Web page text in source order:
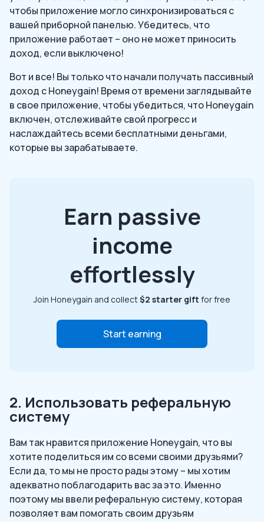
чтобы приложение могло синхронизироваться с
вашей приборной панелью. Убедитесь, что
приложение работает – оно не может приносить
доход, если выключено!
Вот и все! Вы только что начали получать пассивный
доход с Honeygain! Время от времени заглядывайте
в свое приложение, чтобы убедиться, что Honeygain
включен, отслеживайте свой прогресс и
наслаждайтесь всеми бесплатными деньгами,
которые вы зарабатываете.
Earn passive
income
effortlessly
Join Honeygain and collect$2 starter gift for free
Start earning
2. Использовать реферальную
систему
Вам так нравится приложение Honeygain, что вы
хотите поделиться им со всеми своими друзьями?
Если да, то мы не просто рады этому – мы хотим
адекватно поблагодарить вас за это. Именно
поэтому мы ввели реферальную систему, которая
позволяет вам помогать своим друзьям